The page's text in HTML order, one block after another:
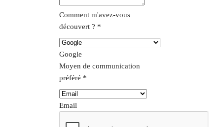
Comment m'avez-vous
découvert ? *
Google
Moyen de communication
préféré *
Email